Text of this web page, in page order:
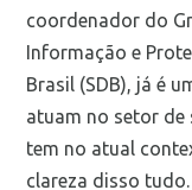
coordenador do
Informação e
Brasil (SDB), já é
atuam no setor de
tem no atual
clareza disso tudo.